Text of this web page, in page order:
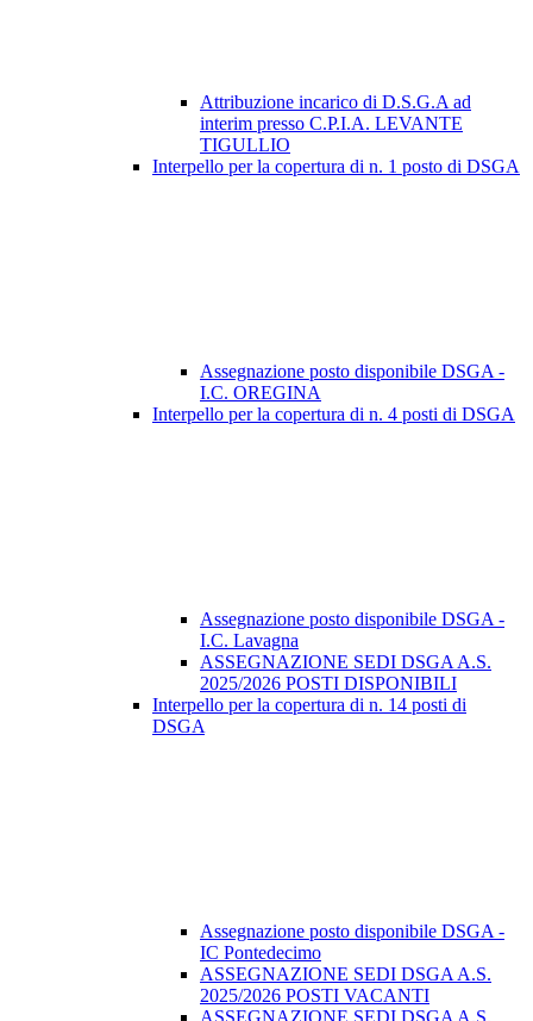
Attribuzione incarico di D.S.G.A ad
interim presso C.P.I.A. LEVANTE
TIGULLIO
Interpello per la copertura di n. 1 posto di DSGA
Assegnazione posto disponibile DSGA -
I.C. OREGINA
Interpello per la copertura di n. 4 posti di DSGA
Assegnazione posto disponibile DSGA -
I.C. Lavagna
ASSEGNAZIONE SEDI DSGA A.S.
2025/2026 POSTI DISPONIBILI
Interpello per la copertura di n. 14 posti di
DSGA
Assegnazione posto disponibile DSGA -
IC Pontedecimo
ASSEGNAZIONE SEDI DSGA A.S.
2025/2026 POSTI VACANTI